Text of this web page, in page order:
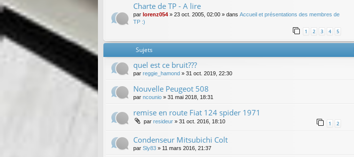
Charte de TP - A lire
par lorenz054 » 23 oct. 2005, 02:00 » dans Accueil et présentations des membres de
TP :)
1 2 3 4 5
Sujets
quel est ce bruit???
par reggie_hamond » 31 oct. 2019, 22:30
Nouvelle Peugeot 508
par ncounio » 31 mai 2018, 18:31
remise en route Fiat 124 spider 1971
par resideur » 31 oct. 2016, 18:10 1 2
Condenseur Mitsubichi Colt
par Sly83 » 11 mars 2016, 21:37